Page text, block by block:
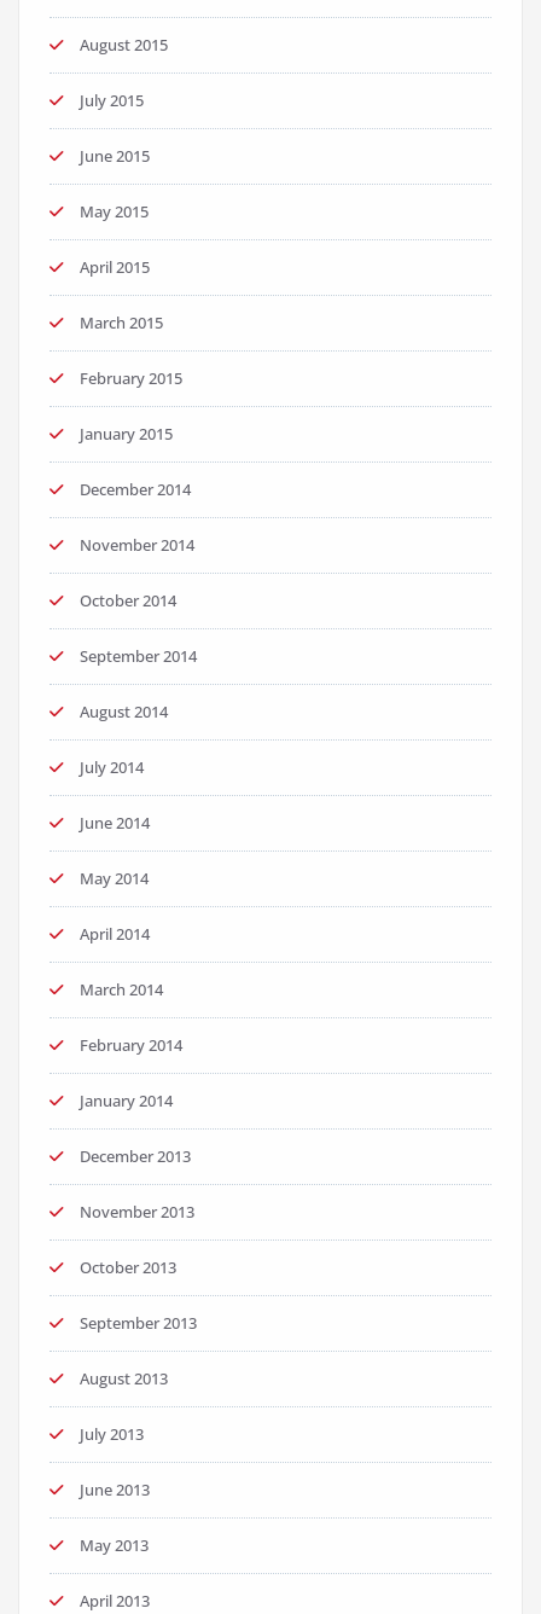
August 2015
July 2015
June 2015
May 2015
April 2015
March 2015
February 2015
January 2015
December 2014
November 2014
October 2014
September 2014
August 2014
July 2014
June 2014
May 2014
April 2014
March 2014
February 2014
January 2014
December 2013
November 2013
October 2013
September 2013
August 2013
July 2013
June 2013
May 2013
April 2013